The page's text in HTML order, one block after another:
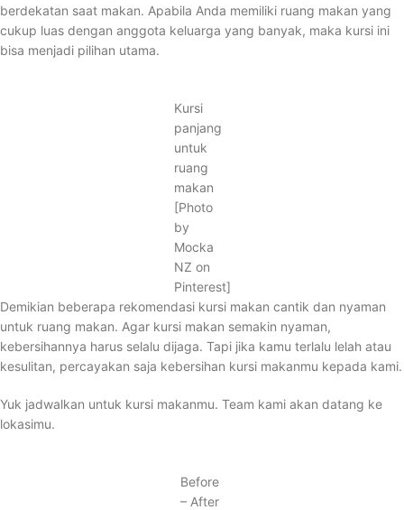
berdekatan saat makan. Apabila Anda memiliki ruang makan yang
cukup luas dengan anggota keluarga yang banyak, maka kursi ini
bisa menjadi pilihan utama.
Kursi
panjang
untuk
ruang
makan
[Photo
by
Mocka
NZ on
Pinterest]
Demikian beberapa rekomendasi kursi makan cantik dan nyaman
untuk ruang makan. Agar kursi makan semakin nyaman,
kebersihannya harus selalu dijaga. Tapi jika kamu terlalu lelah atau
kesulitan, percayakan saja kebersihan kursi makanmu kepada kami.
Yuk jadwalkan untuk kursi makanmu. Team kami akan datang ke
lokasimu.
Before
– After